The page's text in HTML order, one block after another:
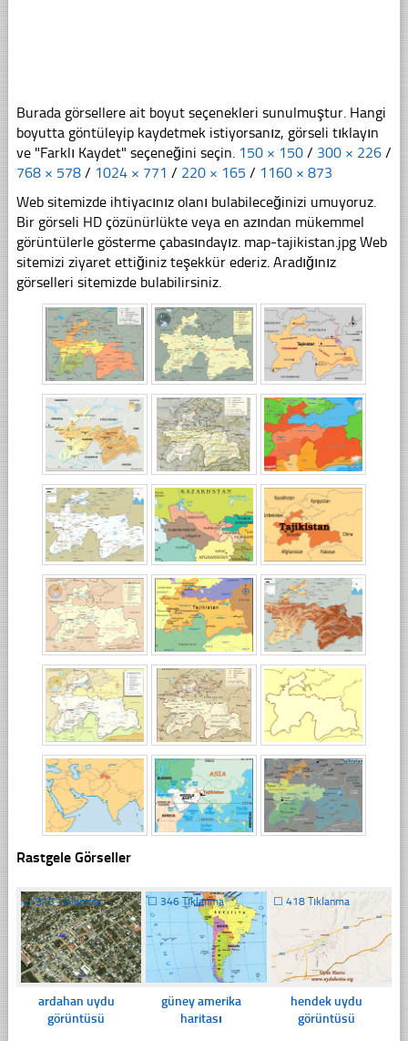
Burada görsellere ait boyut seçenekleri sunulmuştur. Hangi
boyutta göntüleyip kaydetmek istiyorsanız, görseli tıklayın
ve "Farklı Kaydet" seçeneğini seçin. 150 × 150 / 300 × 226 /
768 × 578 / 1024 × 771 / 220 × 165 / 1160 × 873
Web sitemizde ihtiyacınız olanı bulabileceğinizi umuyoruz.
Bir görseli HD çözünürlükte veya en azından mükemmel
görüntülerle gösterme çabasındayız. map-tajikistan.jpg Web
sitemizi ziyaret ettiğiniz teşekkür ederiz. Aradığınız
görselleri sitemizde bulabilirsiniz.
Rastgele Görseller
☐315 Tıklanma
ardahan uydu
görüntüsü
☐ 346 Tıklanma
güney amerika
haritası
☐ 418 Tıklanma
hendek uydu
görüntüsü